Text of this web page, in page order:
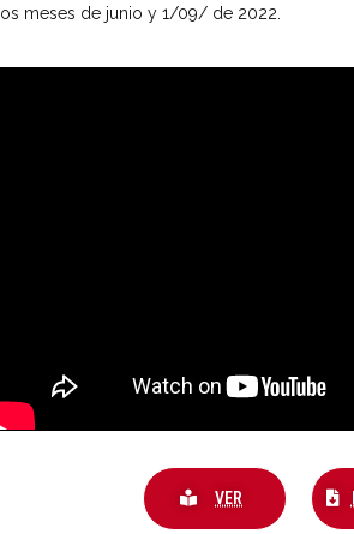
los meses de junio y 1/09/ de 2022.
VER